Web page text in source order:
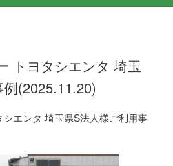
トヨタシエンタ 埼玉
(2025.11.20)
エンタ 埼玉県S法人様ご利用事